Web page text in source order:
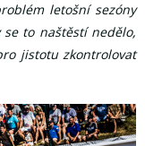
letošní sezóny
to naštěstí nedělo,
jistotu zkontrolovat